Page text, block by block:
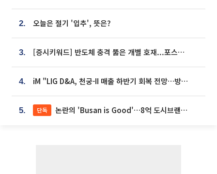
2. 오늘은 절기 '입추', 뜻은?
3. [증시키워드] 반도체 충격 뚫은 개별 호재...포스코퓨처엠·에코프로·한화솔루션 '눈길'
4. iM "LIG D&A, 천궁-II 매출 하반기 회복 전망…방산 톱픽 유지"
5. 단독 논란의 'Busan is Good'…8억 도시브랜드, 용산 대통령실 CI 업체가 수행